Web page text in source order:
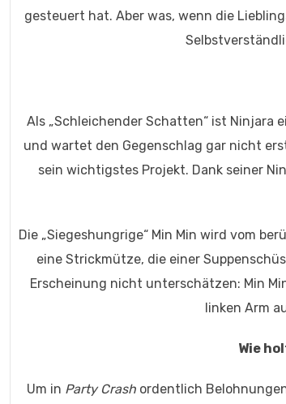
gesteuert hat. Aber was, wenn die
Als „Schleichender Schatten“ ist Ninjara
und wartet den Gegenschlag gar nicht
sein wichtigstes Projekt. Dank seiner
Die „Siegeshungrige“ Min Min wird vom
eine Strickmütze, die einer
Erscheinung nicht unterschätzen: Min
linken Arm
Wie
Um in Party Crash ordentlich